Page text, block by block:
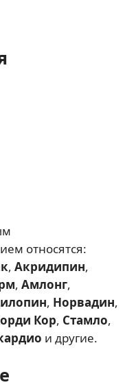
относятся:
, Акридипин,
, Амлонг,
, Норвадин,
Кор, Стамло,
и другие.